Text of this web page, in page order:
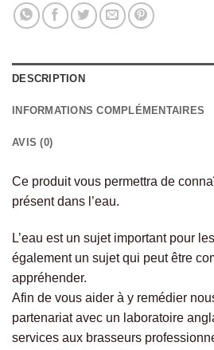
DESCRIPTION
INFORMATIONS COMPLÉMENTAIRES
AVIS (0)
Ce produit vous permettra de
présent dans l’eau.
L’eau est un sujet important pour
également un sujet qui peut être
appréhender.
Afin de vous aider à y remédier
partenariat avec un laboratoire
services aux brasseurs